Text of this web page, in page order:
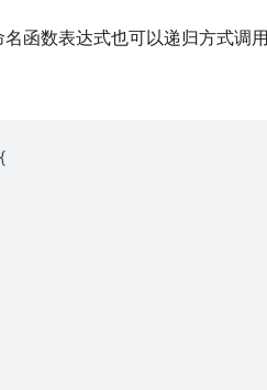
函数表达式也可以递归方式调
{